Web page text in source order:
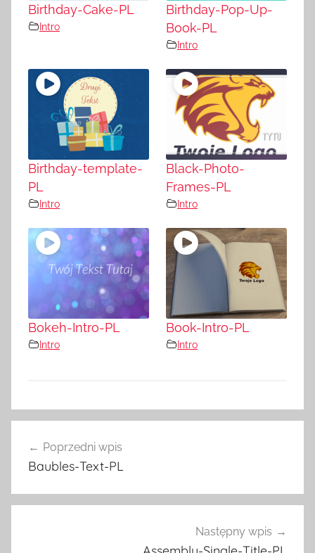
Birthday-Cake-PL
Intro
Birthday-Pop-Up-
Book-PL
Intro
Birthday-template-
PL
Intro
Black-Photo-
Frames-PL
Intro
Bokeh-Intro-PL
Intro
Book-Intro-PL
Intro
wpisu
Poprzedni wpis
Baubles-Text-PL
Następny wpis